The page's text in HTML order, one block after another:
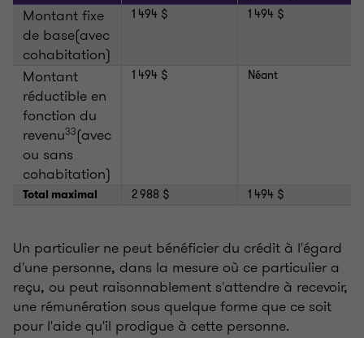
Montant fixe
de base(avec
cohabitation)
1 494 $ 1 494 $
Montant
réductible en
fonction du
revenu33(avec
ou sans
cohabitation)
1 494 $ Néant
Total maximal 2 988 $ 1 494 $
Un particulier ne peut bénéficier du crédit à l'égard
d'une personne, dans la mesure où ce particulier a
reçu, ou peut raisonnablement s'attendre à recevoir,
une rémunération sous quelque forme que ce soit
pour l'aide qu'il prodigue à cette personne.